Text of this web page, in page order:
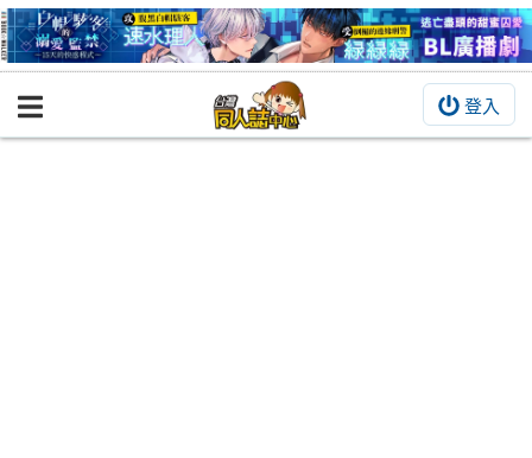
登入
BOOKY書集倉庫